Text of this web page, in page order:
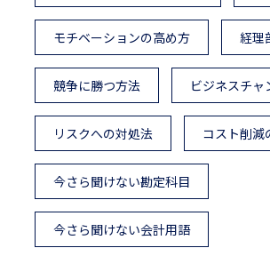
モチベーションの高め方 経理
競争に勝つ方法 ビジネスチ
リスクへの対処法 コスト削減
今さら聞けない勘定科目
今さら聞けない会計用語